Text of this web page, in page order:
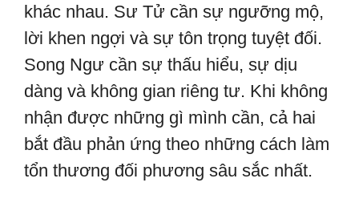
khác nhau. Sư Tử cần sự ngưỡng mộ,
lời khen ngợi và sự tôn trọng tuyệt đối.
Song Ngư cần sự thấu hiểu, sự dịu
dàng và không gian riêng tư. Khi không
nhận được những gì mình cần, cả hai
bắt đầu phản ứng theo những cách làm
tổn thương đối phương sâu sắc nhất.